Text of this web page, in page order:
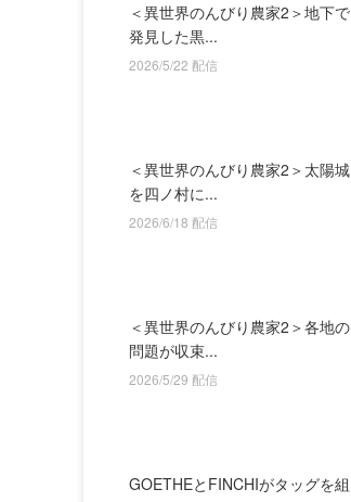
＜異世界のんびり農家2＞地下で
発見した黒...
2026/5/22 配信
＜異世界のんびり農家2＞太陽城
を四ノ村に...
2026/6/18 配信
＜異世界のんびり農家2＞各地の
問題が収束...
2026/5/29 配信
GOETHEとFINCHIがタッグを組